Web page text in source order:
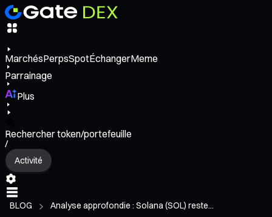
MarchésPerpsSpotÉchangerMeme
Parrainage
Plus
Rechercher token/portefeuille
/
Activité
BLOG Analyse approfondie : Solana (SOL) reste...